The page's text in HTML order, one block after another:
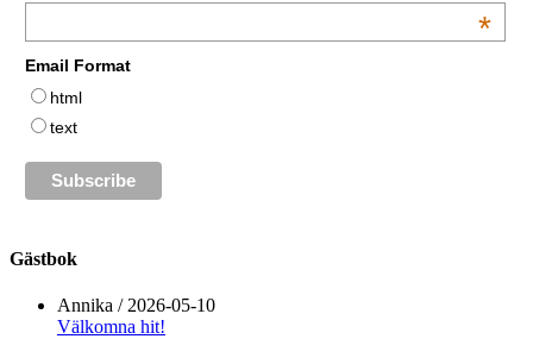
*
Email Format
html
text
Gästbok
Annika / 2026-05-10
Välkomna hit!